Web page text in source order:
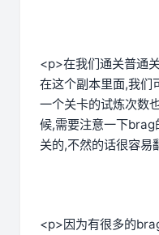
<p>在我们通关普通
在这个副本里面,我们
一个关卡的试炼次数
候,需要注意一下brag
关的,不然的话很容易
<p>因为有很多的